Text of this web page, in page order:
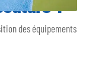
?
des équipements